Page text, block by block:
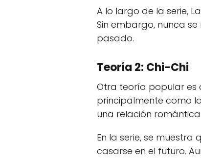
A lo largo de la serie,
Sin embargo, nunca
pasado.
Teoría 2: Chi-Chi
Otra teoría popular es
principalmente como
una relación
En la serie, se
casarse en el futuro.